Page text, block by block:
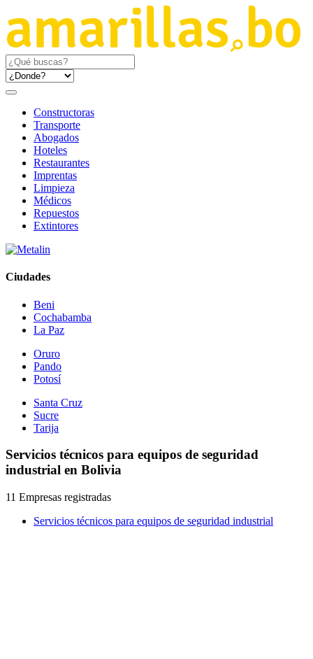
Constructoras
Transporte
Abogados
Hoteles
Restaurantes
Imprentas
Limpieza
Médicos
Repuestos
Extintores
Ciudades
Beni
Cochabamba
La Paz
Oruro
Pando
Potosí
Santa Cruz
Sucre
Tarija
Servicios técnicos para equipos de seguridad
industrial en Bolivia
11 Empresas registradas
Servicios técnicos para equipos de seguridad industrial